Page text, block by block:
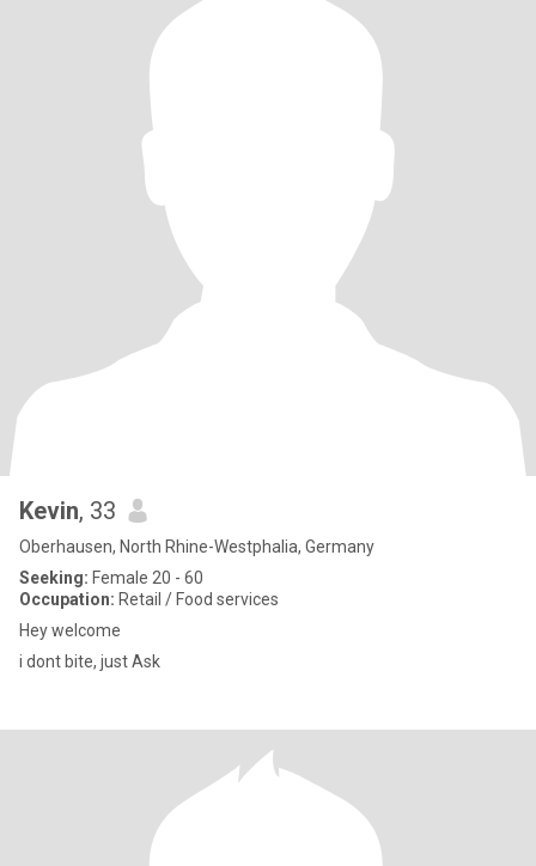
Kevin, 33
Oberhausen, North Rhine-Westphalia, Germany
Seeking: Female 20 - 60
Occupation: Retail / Food services
Hey welcome
i dont bite, just Ask